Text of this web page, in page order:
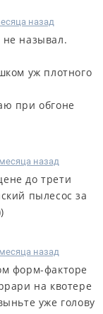
назад
не называл.
уж плотного
при обгоне
назад
до трети
пылесос за
назад
форм-факторе
на квотере
уже голову